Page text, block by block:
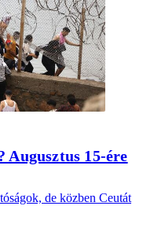
Augusztus 15-ére
de közben Ceutát